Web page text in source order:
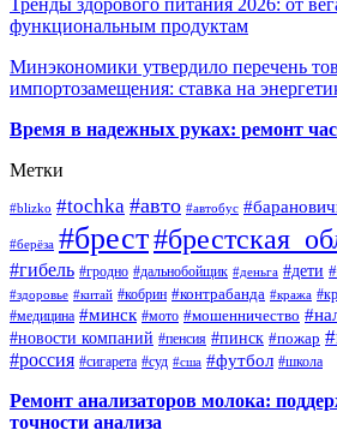
функциональным продуктам
Минэкономики утвердило перечень
импортозамещения: ставка на
Время в надежных руках: ремонт
Метки
#blizko #tochka #авто #автобус
#берёза #брест
#гибель #гродно #дальнобойщик #деньга #дети
#здоровье #китай #кобрин #контрабанда #кража
#медицина #минск #мото #мошенничество
#новости компаний #пенсия #пинск #пожар
#россия #сигарета #суд #сша #футбол #школа
Ремонт анализаторов молока:
точности анализа